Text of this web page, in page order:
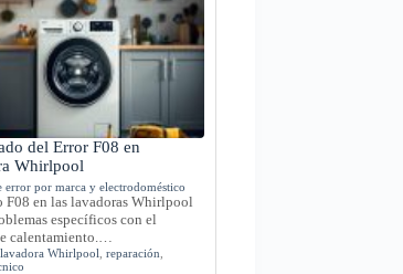
del Error F08 en
Whirlpool
error por marca y electrodoméstico
F08 en las lavadoras Whirlpool
específicos con el
calentamiento.…
,lavadora Whirlpool ,reparación